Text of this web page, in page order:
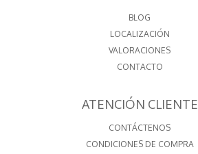
BLOG
LOCALIZACIÓN
VALORACIONES
CONTACTO
ATENCIÓN CLIENTE
CONTÁCTENOS
CONDICIONES DE COMPRA